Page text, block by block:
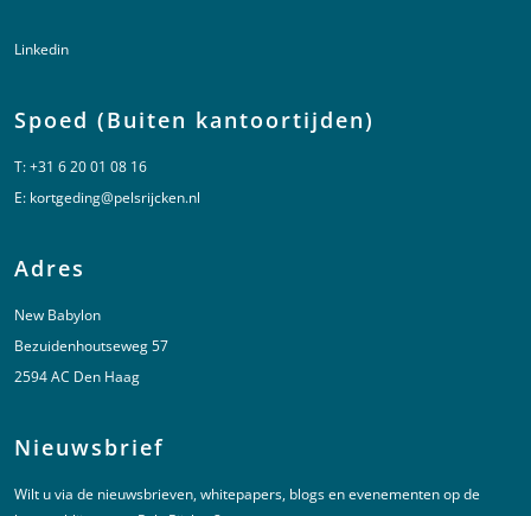
Linkedin
Spoed (Buiten kantoortijden)
T:+31 6 20 01 08 16
E: kortgeding@pelsrijcken.nl
Adres
New Babylon
Bezuidenhoutseweg 57
2594 AC Den Haag
Nieuwsbrief
Wilt u via de nieuwsbrieven, whitepapers, blogs en evenementen op de